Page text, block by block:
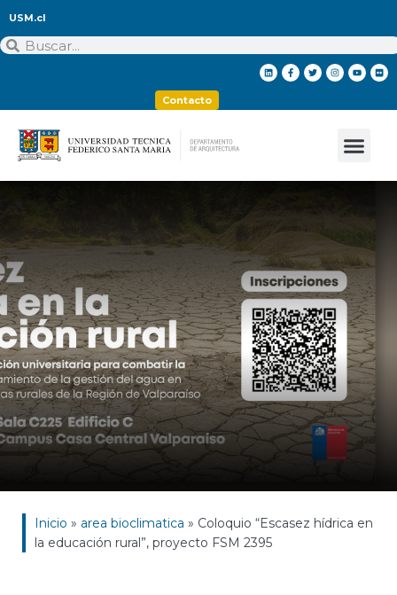
USM.cl
Contacto
Inicio » area bioclimatica » Coloquio “Escasez hídrica en
la educación rural”, proyecto FSM 2395